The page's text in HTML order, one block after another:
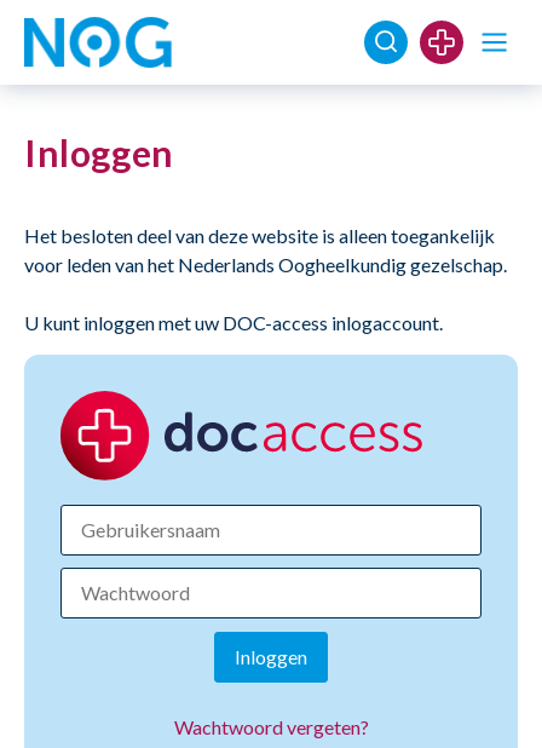
Inloggen
Het besloten deel van deze website is alleen toegankelijk
voor leden van het Nederlands Oogheelkundig gezelschap.
U kunt inloggen met uw DOC-access inlogaccount.
Inloggen
Wachtwoord vergeten?